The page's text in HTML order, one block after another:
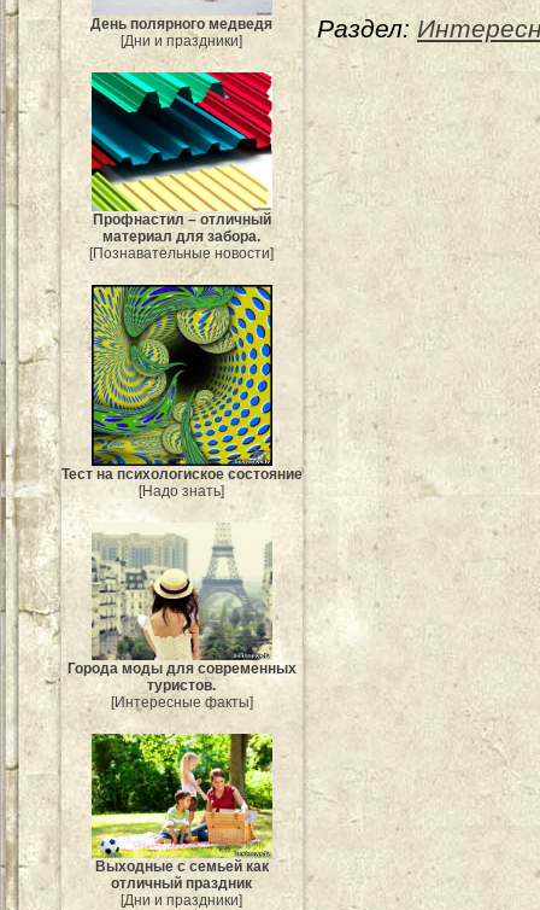
День полярного медведя
[Дни и праздники]
Профнастил – отличный
материал для забора.
[Познавательные новости]
Тест на психологиское состояние
[Надо знать]
Города моды для современных
туристов.
[Интересные факты]
Выходные с семьей как
отличный праздник
[Дни и праздники]
Раздел: